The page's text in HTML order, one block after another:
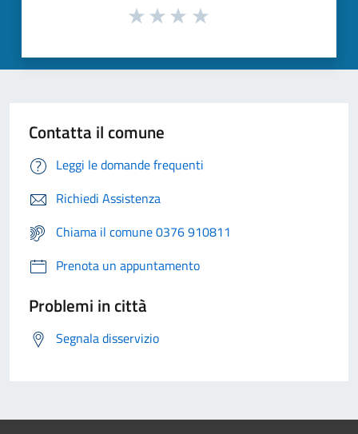
Contatta il comune
Leggi le domande frequenti
Richiedi Assistenza
Chiama il comune 0376 910811
Prenota un appuntamento
Problemi in città
Segnala disservizio